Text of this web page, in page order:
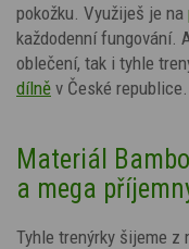
pokožku. Využiješ je na
každodenní fungování.
oblečení, tak i tyhle
dílně v České republice.
Materiál
a mega
Tyhle trenýrky šijeme z